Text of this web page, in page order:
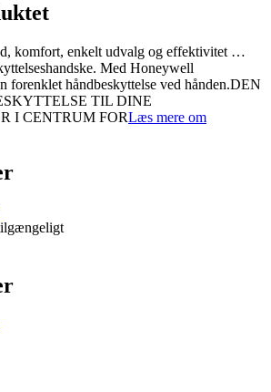
komfort, enkelt udvalg og effektivitet …
Med Honeywell
forenklet håndbeskyttelse ved hånden.DEN
TIL DINE
I CENTRUM FORLæs mere om